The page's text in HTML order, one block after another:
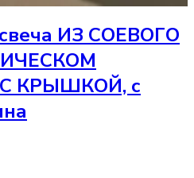
ИЗ СОЕВОГО
КРЫШКОЙ, с